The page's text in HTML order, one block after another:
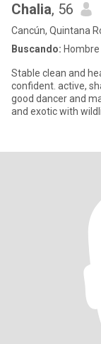
Chalia, 56
Cancún, Quintana
Buscando:
Stable clean and
confident. active,
good dancer and
and exotic